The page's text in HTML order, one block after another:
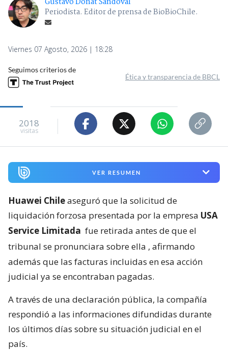
Periodista. Editor de prensa de BioBioChile.
Viernes 07 Agosto, 2026 | 18:28
Seguimos criterios de
Ética y transparencia de BBCL
2018
visitas
VER RESUMEN
Huawei Chileaseguró que la solicitud de
liquidación forzosa presentada por la empresa USA
Service Limitada fue retirada antes de que el
tribunal se pronunciara sobre ella , afirmando
además que las facturas incluidas en esa acción
judicial ya se encontraban pagadas.
A través de una declaración pública, la compañía
respondió a las informaciones difundidas durante
los últimos días sobre su situación judicial en el
país.